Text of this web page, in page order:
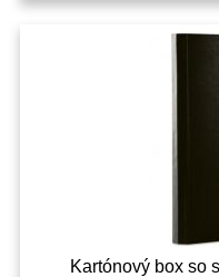
Kartónový box so